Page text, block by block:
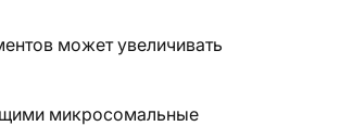
может увеличивать
микросомальные